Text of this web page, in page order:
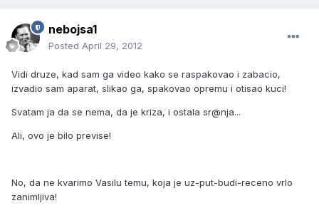
nebojsa1
Posted April 29, 2012
Vidi druze, kad sam ga video kako se raspakovao i zabacio,
izvadio sam aparat, slikao ga, spakovao opremu i otisao kuci!
Svatam ja da se nema, da je kriza, i ostala sr@nja...
Ali, ovo je bilo previse!
No, da ne kvarimo Vasilu temu, koja je uz-put-budi-receno vrlo
zanimljiva!